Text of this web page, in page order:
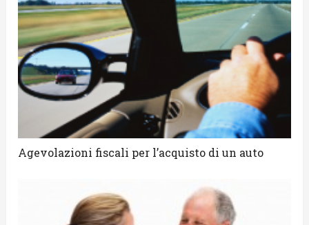
Agevolazioni fiscali per l’acquisto di un auto